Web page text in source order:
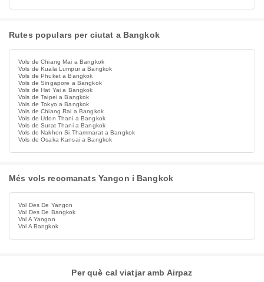
Rutes populars per ciutat a Bangkok
Vols de Chiang Mai a Bangkok
Vols de Kuala Lumpur a Bangkok
Vols de Phuket a Bangkok
Vols de Singapore a Bangkok
Vols de Hat Yai a Bangkok
Vols de Taipei a Bangkok
Vols de Tokyo a Bangkok
Vols de Chiang Rai a Bangkok
Vols de Udon Thani a Bangkok
Vols de Surat Thani a Bangkok
Vols de Nakhon Si Thammarat a Bangkok
Vols de Osaka Kansai a Bangkok
Més vols recomanats Yangon i Bangkok
Vol Des De Yangon
Vol Des De Bangkok
Vol A Yangon
Vol A Bangkok
Per què cal viatjar amb Airpaz